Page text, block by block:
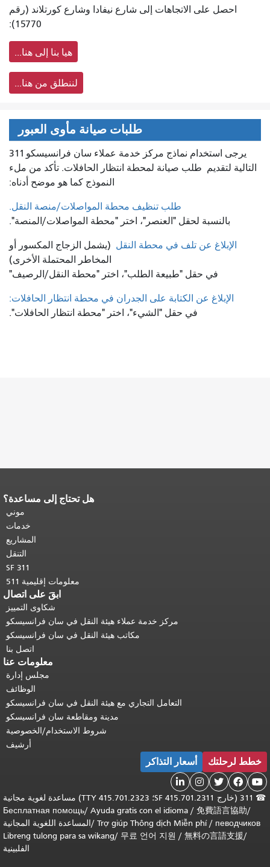
احصل على الاتجاهات إلى شارع نيفادا وشارع كورتلاند (رقم
15770):
هيا بنا إلى هنا...
لننطلق من هنا...
طلبات صيانة مأوى العبور
يرجى استخدام نماذج مركز خدمة عملاء سان فرانسيسكو 311
التالية لتقديم طلب صيانة لمحطة انتظار الحافلات. تأكد من ملء
النموذج كما هو موضح أدناه:
طلب تنظيف محطة المواصلات/منصة النقل.
بالنسبة لحقل "العنصر"، اختر "محطة المواصلات/المنصة".
الإبلاغ عن تلف في محطة النقل (يشمل الزجاج المكسور أو
المخاطر المحتملة الأخرى)
في حقل "طبيعة الطلب"، اختر "محطة النقل/الرصيف"
الإبلاغ عن الكتابة على الجدران في محطة انتظار الحافلات:
في حقل "الشيء"، اختر "محطة انتظار الحافلات".
هل تحتاج إلى مساعدة؟
موني
خدمات
المشاريع
التنقل
SF 311
معلومات إقليمية 511
ابقَ على اتصال
شكاوى التمييز
مركز خدمة عملاء هيئة النقل في سان فرانسيسكو
مكاتب هيئة النقل في سان فرانسيسكو
اتصل بنا
معلومات عنا
مجلس إدارة
الوظائف
التعامل التجاري مع هيئة النقل في سان فرانسيسكو
مدينة ومقاطعة سان فرانسيسكو
شروط الاستخدام/الخصوصية
أرشيف
خطط لرحلتك أسعار التذاكر





☎
311 (خارج SF 415.701.2311؛ TTY 415.701.2323) مساعدة لغوية مجانية
/
免費語言協助
/
Ayuda gratis con el idioma
/
Бесплатная помощь
певодчиков
/
Trợ giúp Thông dịch Miễn phí
/المساعدة اللغوية المجانية
/
無料の言語支援
/
무료 언어 지원
/
Libreng tulong para sa wikang
الفلبينية